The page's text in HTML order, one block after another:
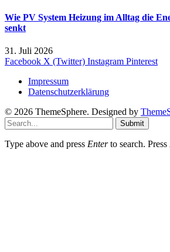
Wie PV System Heizung im Alltag die
senkt
31. Juli 2026
Facebook X (Twitter) Instagram Pinterest
Impressum
Datenschutzerklärung
© 2026 ThemeSphere. Designed by
Submit
Type above and press Enterto search. Press